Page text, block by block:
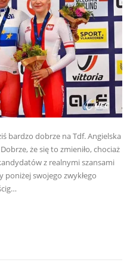
bardzo dobrze na Tdf. Angielska
że się to zmieniło, chociaż
z realnymi szansami
poniżej swojego zwykłego